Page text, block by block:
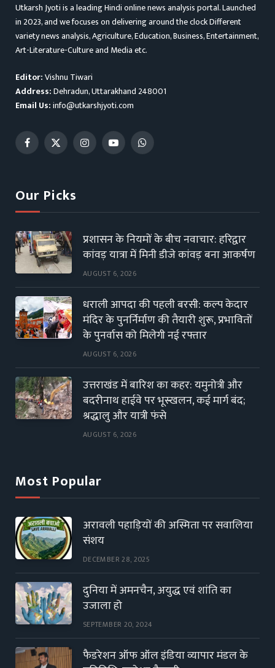
Utkarsh Jyoti is a leading Hindi online news analysis portal. Launched
in 2023, and we focuses on delivering around the clock Different
variety news analysis, Agriculture, Education, Business, Entertainment,
Art-Literature-Culture and Media etc.
Editor:Vishnu Tiwari
Address:Dehradun, Uttarakhand 248001
Email Us:info@utkarshjyoti.com
Facebook
X
InstagramYouTubeWhatsApp
Our Picks
प्रशासन के नियमों के बीच नवाचार: हरिद्वार
कांवड़ यात्रा में मिनी डीजे कांवड़ बना आकर्षण
AUGUST 6, 2026
धराली आपदा की पहली बरसी: कल्प केदार
मंदिर के पुनर्निर्माण की तैयारी शुरू, प्रभावितों
के पुनर्वास को मिलेगी नई रफ्तार
AUGUST 6, 2026
उत्तराखंड में बारिश का कहर: यमुनोत्री और
बदरीनाथ हाईवे पर भूस्खलन, कई मार्ग बंद;
श्रद्धालु और यात्री फंसे
AUGUST 6, 2026
Most Popular
अरावली पहाड़ियों की अस्मिता पर सवालिया
संशय
DECEMBER 28, 2025
दुनिया में अमनचैन, अयुद्ध एवं शांति का
उजाला हो
SEPTEMBER 20, 2024
फैडरेशन ऑफ ऑल इंडिया व्यापार मंडल के